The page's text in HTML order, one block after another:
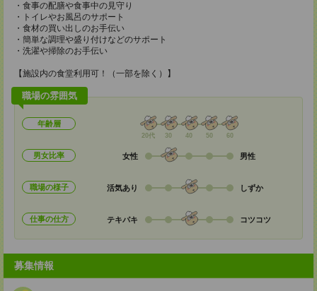
・食事の配膳や食事中の見守り
・トイレやお風呂のサポート
・食材の買い出しのお手伝い
・簡単な調理や盛り付けなどのサポート
・洗濯や掃除のお手伝い
【施設内の食堂利用可！（一部を除く）】
職場の雰囲気
年齢層
20代 30 40 50 60
男女比率 女性 男性
職場の様子 活気あり しずか
仕事の仕方 テキパキ コツコツ
募集情報